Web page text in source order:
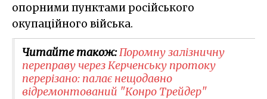
опорними пунктами російського
окупаційного війська.
Читайте також:Поромну залізничну
переправу через Керченську протоку
перерізано: палає нещодавно
відремонтований "Конро Трейдер"